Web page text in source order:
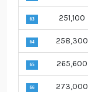
63 251,100
64 258,300
65 265,600
66 273,000